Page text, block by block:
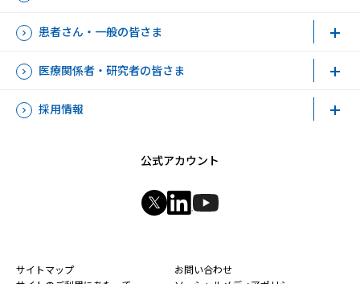
患者さん・一般の皆さま
医療関係者・研究者の皆さま
採用情報
公式アカウント
新規ウィンドウを開きます
新規ウィンドウを開きます
新規ウィンドウを開きます
サイトマップ
お問い合わせ